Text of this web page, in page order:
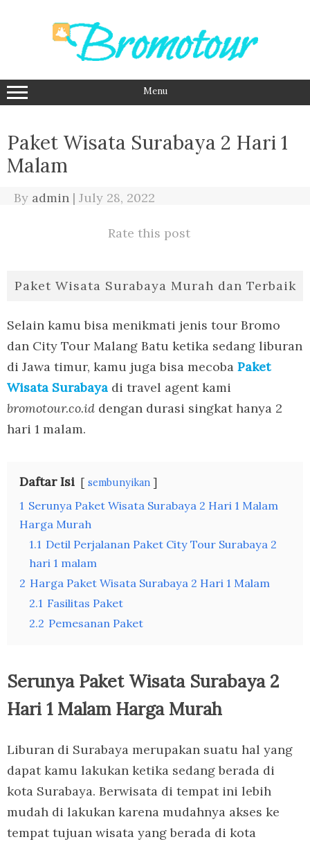
Menu
Paket Wisata Surabaya 2 Hari 1
Malam
By admin | July 28, 2022
Rate this post
Paket Wisata Surabaya Murah dan Terbaik
Selain kamu bisa menikmati jenis tour Bromo
dan City Tour Malang Batu ketika sedang liburan
di Jawa timur, kamu juga bisa mecoba Paket
Wisata Surabaya di travel agent kami
bromotour.co.id dengan durasi singkat hanya 2
hari 1 malam.
Daftar Isi sembunyikan
1 Serunya Paket Wisata Surabaya 2 Hari 1 Malam
Harga Murah
1.1 Detil Perjalanan Paket City Tour Surabaya 2
hari 1 malam
2 Harga Paket Wisata Surabaya 2 Hari 1 Malam
2.1 Fasilitas Paket
2.2 Pemesanan Paket
Serunya Paket Wisata Surabaya 2
Hari 1 Malam Harga Murah
Liburan di Surabaya merupakan suatu hal yang
dapat kamu lakukan ketika sedang berada di
kota Surabaya. Berwisata di tempat ini lebih
mudah di lakukan karena mudahnya akses ke
tempat tujuan wisata yang berada di kota